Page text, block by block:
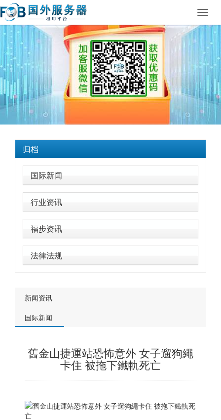
归档
国际新闻
行业资讯
福步资讯
法律法规
新闻资讯
国际新闻
舊金山捷運站恐怖意外 女子遛狗繩
卡住 被拖下鐵軌死亡